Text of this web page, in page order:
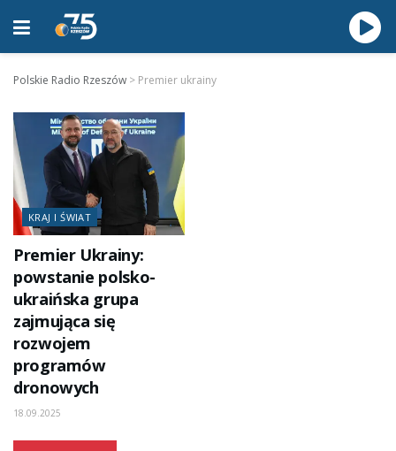
Polskie Radio Rzeszów > Premier ukrainy
KRAJ I ŚWIAT
Premier Ukrainy:
powstanie polsko-
ukraińska grupa
zajmująca się
rozwojem
programów
dronowych
18.09.2025